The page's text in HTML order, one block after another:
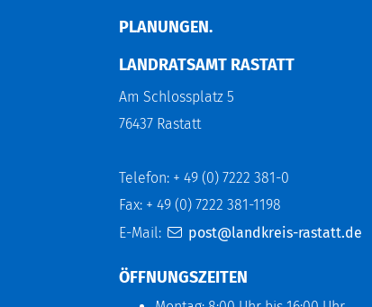
LANUNGEN.
LANDRATSAMT RASTATT
Am Schlossplatz 5
76437 Rastatt
Telefon: + 49 (0) 7222 381-0
Fax: + 49 (0) 7222 381-1198
E-Mail:
post@landkreis-rastatt.de
ÖFFNUNGSZEITEN